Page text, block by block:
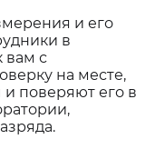
и его
в
вам с
на месте,
поверяют его в